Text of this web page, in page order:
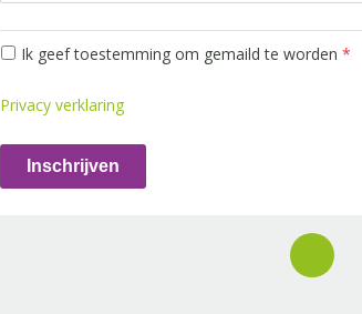
Ik geef toestemming om gemaild te worden *
Privacy verklaring
Inschrijven